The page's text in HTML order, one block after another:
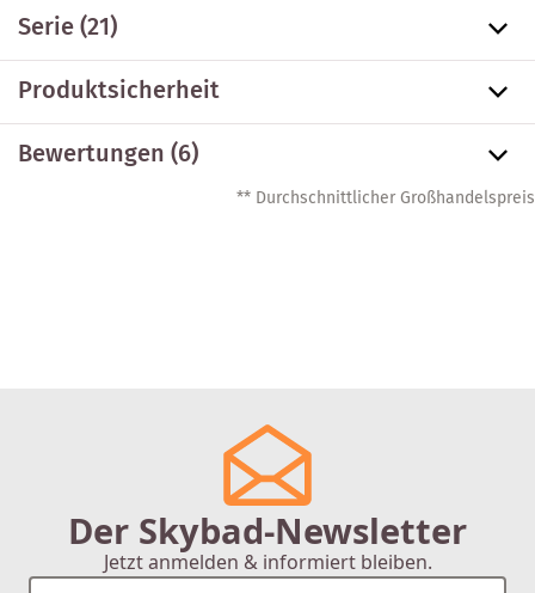
Serie(21)
Produktsicherheit
Bewertungen (6)
** Durchschnittlicher Großhandelspreis
Der Skybad-Newsletter
Jetzt anmelden & informiert bleiben.